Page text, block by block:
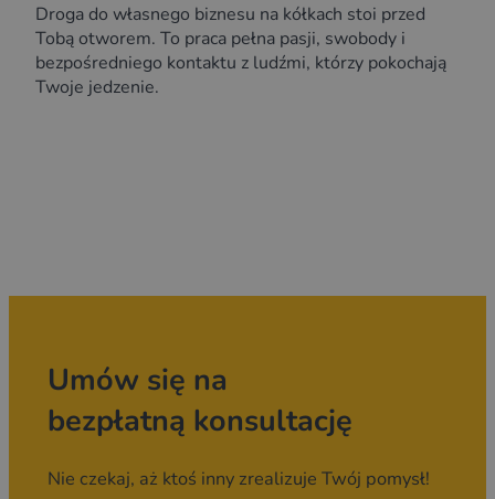
Droga do własnego biznesu na kółkach stoi przed
Tobą otworem. To praca pełna pasji, swobody i
bezpośredniego kontaktu z ludźmi, którzy pokochają
Twoje jedzenie.
Umów się na
bezpłatną konsultację
Nie czekaj, aż ktoś inny zrealizuje Twój pomysł!